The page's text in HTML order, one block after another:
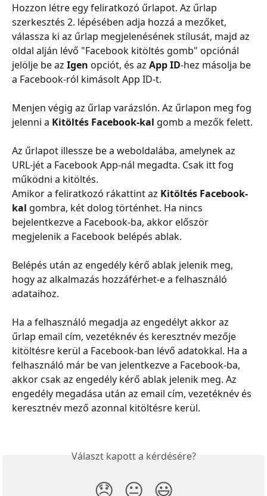
Hozzon létre egy feliratkozó űrlapot. Az űrlap
szerkesztés 2. lépésében adja hozzá a mezőket,
válassza ki az űrlap megjelenésének stílusát, majd az
oldal alján lévő "Facebook kitöltés gomb" opciónál
jelölje be az Igen opciót, és az App ID-hez másolja be
a Facebook-ról kimásolt App ID-t.
Menjen végig az űrlap varázslón. Az űrlapon meg fog
jelenni a Kitöltés Facebook-kal gomb a mezők felett.
Az űrlapot illessze be a weboldalába, amelynek az
URL-jét a Facebook App-nál megadta. Csak itt fog
működni a kitöltés.
Amikor a feliratkozó rákattint az Kitöltés Facebook-
kal gombra, két dolog történhet. Ha nincs
bejelentkezve a Facebook-ba, akkor először
megjelenik a Facebook belépés ablak.
Belépés után az engedély kérő ablak jelenik meg,
hogy az alkalmazás hozzáférhet-e a felhasználó
adataihoz.
Ha a felhasználó megadja az engedélyt akkor az
űrlap email cím, vezetéknév és keresztnév mezője
kitöltésre kerül a Facebook-ban lévő adatokkal. Ha a
felhasználó már be van jelentkezve a Facebook-ba,
akkor csak az engedély kérő ablak jelenik meg. Az
engedély megadása után az email cím, vezetéknév és
keresztnév mező azonnal kitöltésre kerül.
Választ kapott a kérdésére?
😞 😐 😃